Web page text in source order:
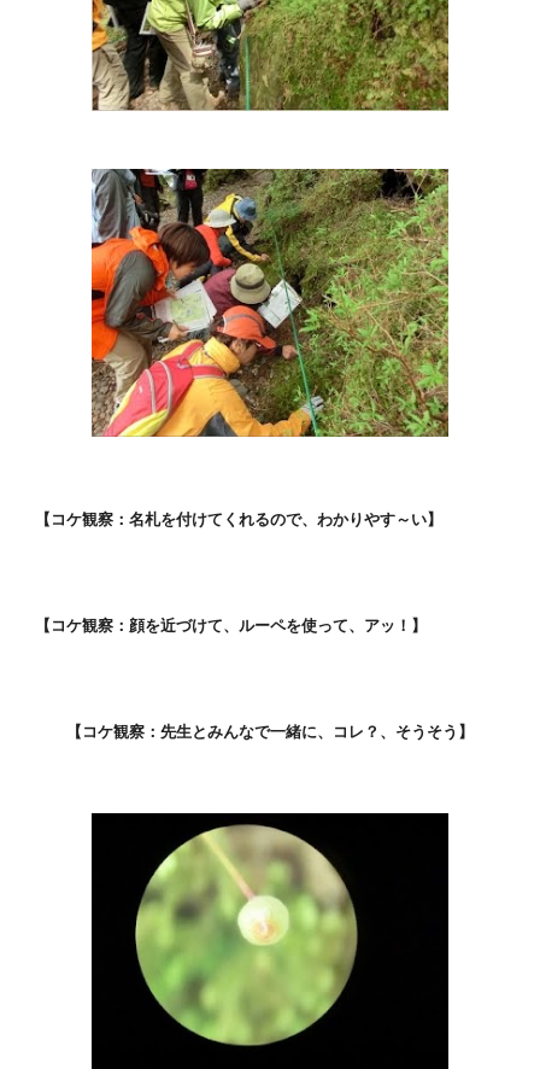
【コケ観察：名札を付けてくれるので、わかりやす～い】
【コケ観察：顔を近づけて、ルーペを使って、アッ！】
【コケ観察：先生とみんなで一緒に、コレ？、そうそう】